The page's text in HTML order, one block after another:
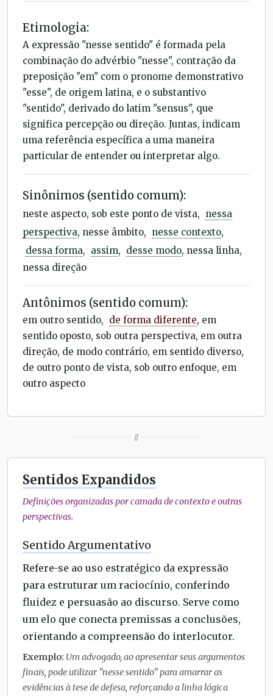
Etimologia:
A expressão "nesse sentido" é formada pela
combinação do advérbio "nesse", contração da
preposição "em" com o pronome demonstrativo
"esse", de origem latina, e o substantivo
"sentido", derivado do latim "sensus", que
significa percepção ou direção. Juntas, indicam
uma referência específica a uma maneira
particular de entender ou interpretar algo.
Sinônimos (sentido comum):
neste aspecto, sob este ponto de vista, nessa
perspectiva, nesse âmbito, nesse contexto,
dessa forma, assim, desse modo, nessa linha,
nessa direção
Antônimos (sentido comum):
em outro sentido, de forma diferente, em
sentido oposto, sob outra perspectiva, em outra
direção, de modo contrário, em sentido diverso,
de outro ponto de vista, sob outro enfoque, em
outro aspecto
//
Sentidos Expandidos
Definições organizadas por camada de contexto e outras
perspectivas.
Sentido Argumentativo
Refere-se ao uso estratégico da expressão
para estruturar um raciocínio, conferindo
fluidez e persuasão ao discurso. Serve como
um elo que conecta premissas a conclusões,
orientando a compreensão do interlocutor.
Exemplo: Um advogado, ao apresentar seus argumentos
finais, pode utilizar "nesse sentido" para amarrar as
evidências à tese de defesa, reforçando a linha lógica